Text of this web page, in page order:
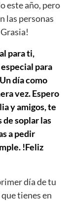
este año, pero
las personas
para ti,
para
día como
vez. Espero
y amigos, te
de soplar las
a pedir
!Feliz
día de tu
tienes en